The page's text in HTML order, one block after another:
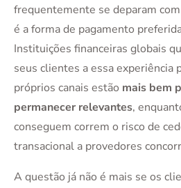
frequentemente se deparam
é a forma de pagamento
Instituições financeiras globais
seus clientes a essa experiência
próprios canais estão mais bem
permanecer relevantes,
conseguem correm o risco de
transacional a provedores
A questão já não é mais se os